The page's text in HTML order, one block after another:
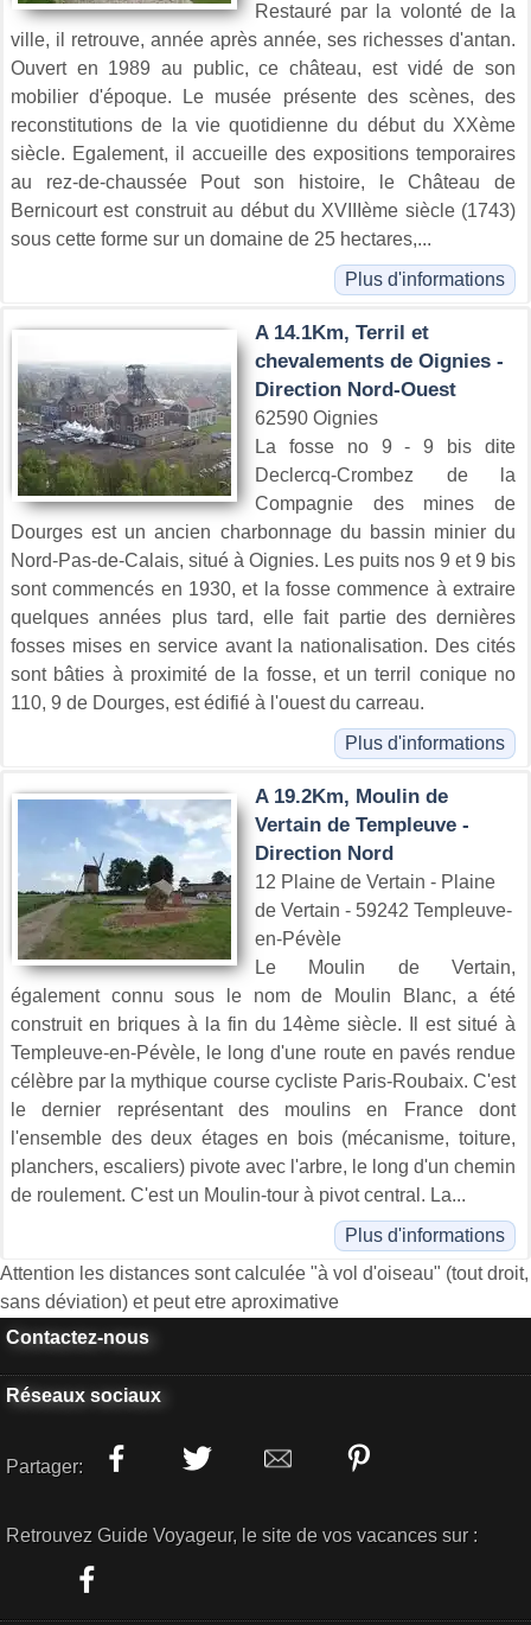
Restauré par la volonté de la
ville, il retrouve, année après année, ses richesses d'antan.
Ouvert en 1989 au public, ce château, est vidé de son
mobilier d'époque. Le musée présente des scènes, des
reconstitutions de la vie quotidienne du début du XXème
siècle. Egalement, il accueille des expositions temporaires
au rez-de-chaussée Pout son histoire, le Château de
Bernicourt est construit au début du XVIIIème siècle (1743)
sous cette forme sur un domaine de 25 hectares,...
Plus d'informations
A 14.1Km, Terril et
chevalements de Oignies -
Direction Nord-Ouest
62590 Oignies
La fosse no 9 - 9 bis dite
Declercq-Crombez de la
Compagnie des mines de
Dourges est un ancien charbonnage du bassin minier du
Nord-Pas-de-Calais, situé à Oignies. Les puits nos 9 et 9 bis
sont commencés en 1930, et la fosse commence à extraire
quelques années plus tard, elle fait partie des dernières
fosses mises en service avant la nationalisation. Des cités
sont bâties à proximité de la fosse, et un terril conique no
110, 9 de Dourges, est édifié à l'ouest du carreau.
Plus d'informations
A 19.2Km, Moulin de
Vertain de Templeuve -
Direction Nord
12 Plaine de Vertain - Plaine
de Vertain - 59242 Templeuve-
en-Pévèle
Le Moulin de Vertain,
également connu sous le nom de Moulin Blanc, a été
construit en briques à la fin du 14ème siècle. Il est situé à
Templeuve-en-Pévèle, le long d'une route en pavés rendue
célèbre par la mythique course cycliste Paris-Roubaix. C'est
le dernier représentant des moulins en France dont
l'ensemble des deux étages en bois (mécanisme, toiture,
planchers, escaliers) pivote avec l'arbre, le long d'un chemin
de roulement. C'est un Moulin-tour à pivot central. La...
Plus d'informations
Attention les distances sont calculée "à vol d'oiseau" (tout droit,
sans déviation) et peut etre aproximative
Contactez-nous
Réseaux sociaux
Partager:
Retrouvez Guide Voyageur, le site de vos vacances sur :